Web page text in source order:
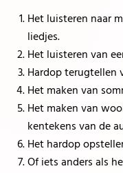
Het luisteren naar
liedjes.
Het luisteren van
Hardop terugtellen
Het maken van
Het maken van
kentekens van de
Het hardop
Of iets anders als